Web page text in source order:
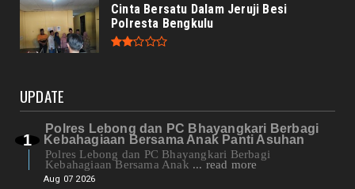
Cinta Bersatu Dalam Jeruji Besi
Polresta Bengkulu
UPDATE
Polres Lebong dan PC Bhayangkari Berbagi
Kebahagiaan Bersama Anak Panti Asuhan
Polres Lebong dan PC Bhayangkari Berbagi
Kebahagiaan Bersama Anak ... read more
Aug 07 2026